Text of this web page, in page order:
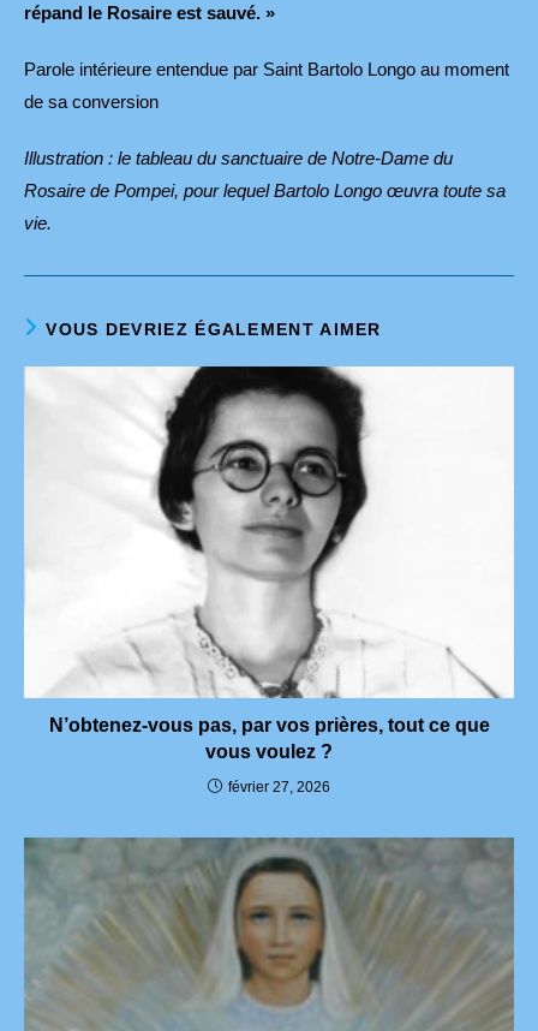
répand le Rosaire est sauvé. »
Parole intérieure entendue par Saint Bartolo Longo au moment
de sa conversion
Illustration : le tableau du sanctuaire de Notre-Dame du
Rosaire de Pompei, pour lequel Bartolo Longo œuvra toute sa
vie.
VOUS DEVRIEZ ÉGALEMENT AIMER
N’obtenez-vous pas, par vos prières, tout ce que
vous voulez ?
février 27, 2026